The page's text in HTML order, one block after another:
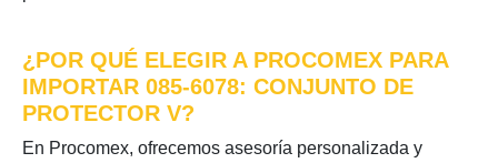
¿POR QUÉ ELEGIR A PROCOMEX PARA
IMPORTAR 085-6078: CONJUNTO DE
PROTECTOR V?
En Procomex, ofrecemos asesoría personalizada y